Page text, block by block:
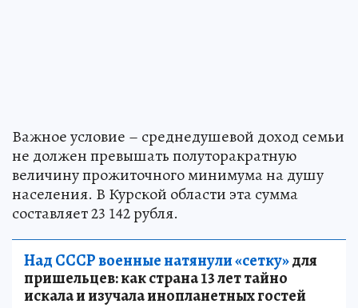
Важное условие – среднедушевой доход семьи
не должен превышать полуторакратную
величину прожиточного минимума на душу
населения. В Курской области эта сумма
составляет 23 142 рубля.
Над СССР военные натянули «сетку»для
пришельцев: как страна 13 лет тайно
искала и изучала инопланетных гостей